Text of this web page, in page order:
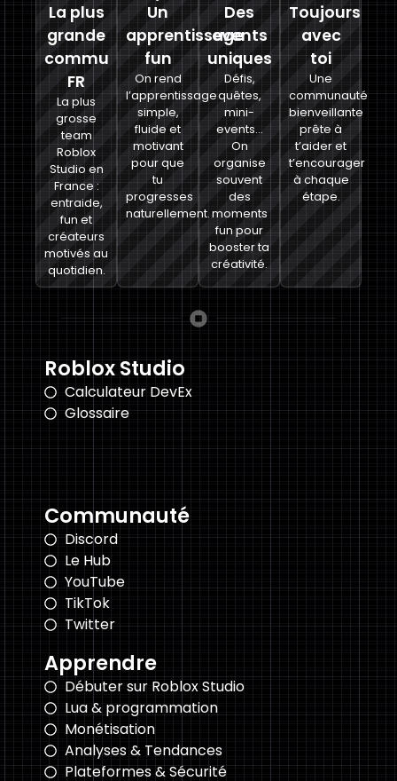
La plus
grande
commu
FR
La plus
grosse
team
Roblox
Studio en
France :
entraide,
fun et
créateurs
motivés au
quotidien.
Un
apprentissage
fun
On rend
l’apprentissage
simple,
fluide et
motivant
pour que
tu
progresses
naturellement.
Des
events
uniques
Défis,
quêtes,
mini-
events…
On
organise
souvent
des
moments
fun pour
booster ta
créativité.
Toujours
avec
toi
Une
communauté
bienveillante
prête à
t’aider et
t’encourager
à chaque
étape.
Roblox Studio
Calculateur DevEx
Glossaire
Communauté
Discord
Le Hub
YouTube
TikTok
Twitter
Apprendre
Débuter sur Roblox Studio
Lua & programmation
Monétisation
Analyses & Tendances
Plateformes & Sécurité